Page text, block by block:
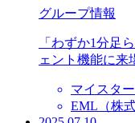
グループ情報
「わずか1分足
ェント機能に来
マイスタ
EML（株